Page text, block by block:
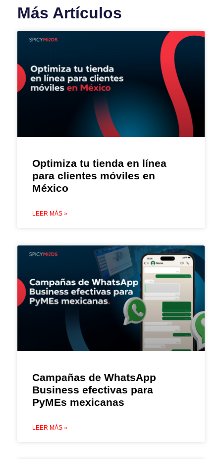
Más Artículos
Optimiza tu tienda en línea
para clientes móviles en
México
LEER MÁS »
Campañas de WhatsApp
Business efectivas para
PyMEs mexicanas
LEER MÁS »